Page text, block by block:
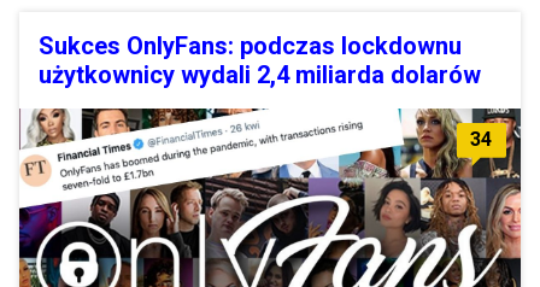
Sukces OnlyFans: podczas lockdownu
użytkownicy wydali 2,4 miliarda dolarów
34